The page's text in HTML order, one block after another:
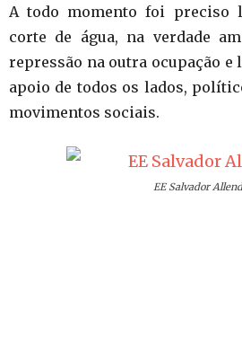
A todo momento foi preciso
corte de água, na verdade
repressão na outra ocupação e
apoio de todos os lados,
movimentos sociais.
EE Salvador